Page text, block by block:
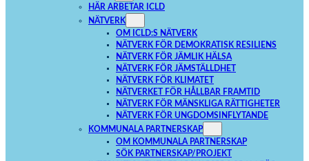
HÄR ARBETAR ICLD
NÄTVERK
OM ICLD:S NÄTVERK
NÄTVERK FÖR DEMOKRATISK RESILIENS
NÄTVERK FÖR JÄMLIK HÄLSA
NÄTVERK FÖR JÄMSTÄLLDHET
NÄTVERK FÖR KLIMATET
NÄTVERKET FÖR HÅLLBAR FRAMTID
NÄTVERK FÖR MÄNSKLIGA RÄTTIGHETER
NÄTVERK FÖR UNGDOMSINFLYTANDE
KOMMUNALA PARTNERSKAP
OM KOMMUNALA PARTNERSKAP
SÖK PARTNERSKAP/PROJEKT